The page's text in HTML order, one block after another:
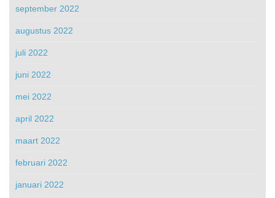
september 2022
augustus 2022
juli 2022
juni 2022
mei 2022
april 2022
maart 2022
februari 2022
januari 2022